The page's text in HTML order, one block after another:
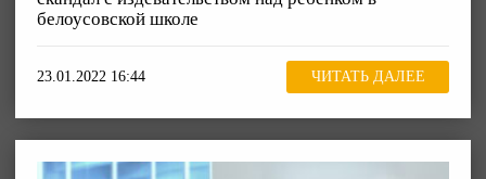
белоусовской школе
23.01.2022 16:44 ЧИТАТЬ ДАЛЕЕ